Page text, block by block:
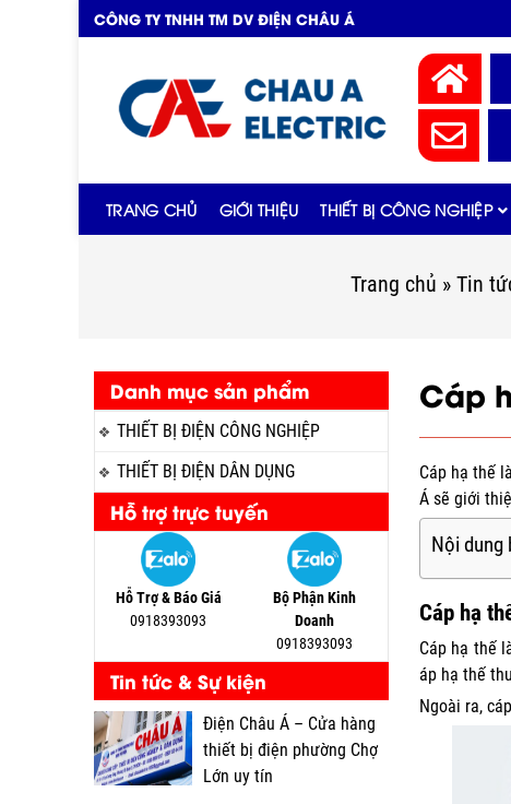
CÔNG TY TNHH TM DV ĐIỆN CHÂU Á
TRANG CHỦ GIỚI THIỆU THIẾT BỊ CÔNG NGHIỆP
Trang chủ » Tin
Danh mục sản phẩm
THIẾT BỊ ĐIỆN CÔNG NGHIỆP
THIẾT BỊ ĐIỆN DÂN DỤNG
Hỗ trợ trực tuyến
Hỗ Trợ & Báo Giá
0918393093
Bộ Phận Kinh
Doanh
0918393093
Tin tức & Sự kiện
Điện Châu Á – Cửa hàng
thiết bị điện phường Chợ
Lớn uy tín
Cáp
Cáp hạ thế
Á sẽ giới
Nội dung
Cáp hạ
Cáp hạ thế
áp hạ thế
Ngoài ra,